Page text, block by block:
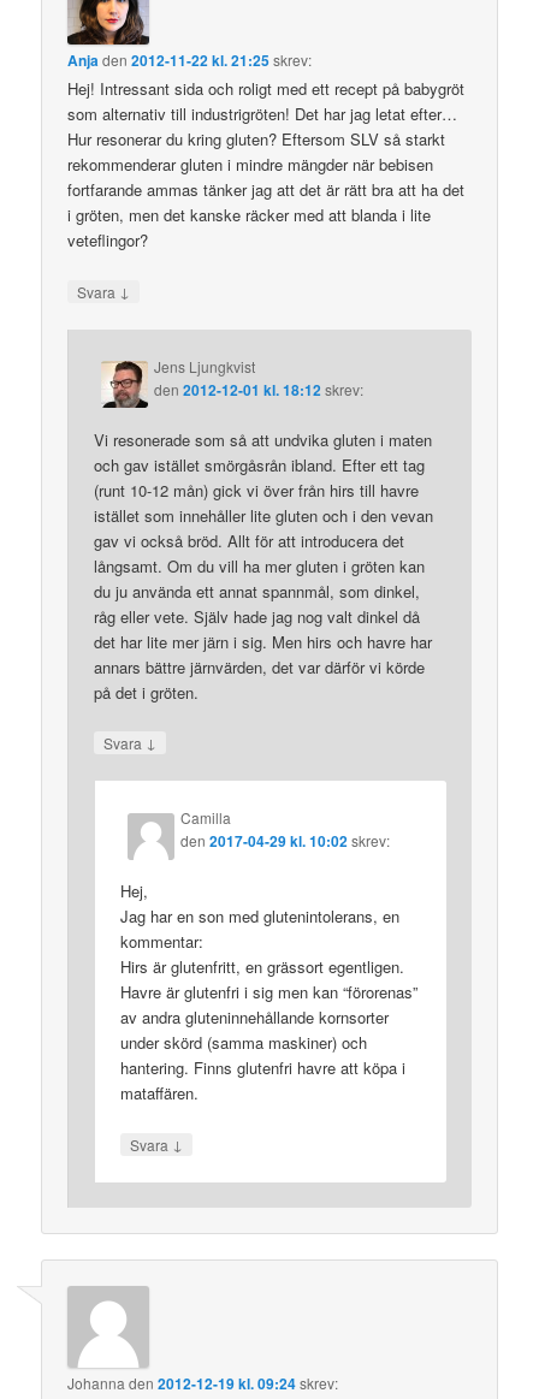
Anjaden2012-11-22 kl. 21:25skrev:
Hej! Intressant sida och roligt med ett recept på babygröt
som alternativ till industrigröten! Det har jag letat efter…
Hur resonerar du kring gluten? Eftersom SLV så starkt
rekommenderar gluten i mindre mängder när bebisen
fortfarande ammas tänker jag att det är rätt bra att ha det
i gröten, men det kanske räcker med att blanda i lite
veteflingor?
Svara ↓
Jens Ljungkvist
den2012-12-01 kl. 18:12skrev:
Vi resonerade som så att undvika gluten i maten
och gav istället smörgåsrån ibland. Efter ett tag
(runt 10-12 mån) gick vi över från hirs till havre
istället som innehåller lite gluten och i den vevan
gav vi också bröd. Allt för att introducera det
långsamt. Om du vill ha mer gluten i gröten kan
du ju använda ett annat spannmål, som dinkel,
råg eller vete. Själv hade jag nog valt dinkel då
det har lite mer järn i sig. Men hirs och havre har
annars bättre järnvärden, det var därför vi körde
på det i gröten.
Svara ↓
Camilla
den2017-04-29 kl. 10:02 skrev:
Hej,
Jag har en son med glutenintolerans, en
kommentar:
Hirs är glutenfritt, en grässort egentligen.
Havre är glutenfri i sig men kan “förorenas”
av andra gluteninnehållande kornsorter
under skörd (samma maskiner) och
hantering. Finns glutenfri havre att köpa i
mataffären.
Svara ↓
Johanna den2012-12-19 kl. 09:24skrev: